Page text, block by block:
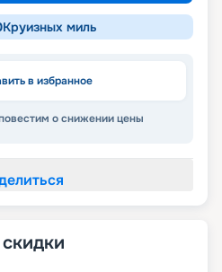
Круизных миль
в избранное
о снижении цены